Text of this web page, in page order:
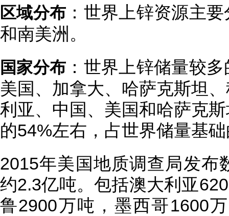
区域分布 ：世界上锌资源主
和南美洲。
国家分布 ：世界上锌储量较
美国、加拿大、哈萨克斯坦
利亚、中国、美国和哈萨克
的54%左右，占世界储量基
2015年美国地质调查局发布
约2.3亿吨。包括澳大利亚
鲁2900万吨，墨西哥1600